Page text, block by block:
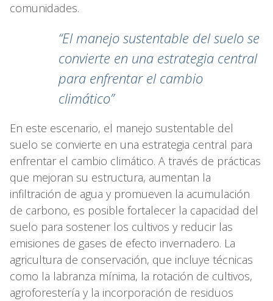
comunidades.
“El manejo sustentable del suelo se
convierte en una estrategia central
para enfrentar el cambio
climático”
En este escenario, el manejo sustentable del
suelo se convierte en una estrategia central para
enfrentar el cambio climático. A través de prácticas
que mejoran su estructura, aumentan la
infiltración de agua y promueven la acumulación
de carbono, es posible fortalecer la capacidad del
suelo para sostener los cultivos y reducir las
emisiones de gases de efecto invernadero. La
agricultura de conservación, que incluye técnicas
como la labranza mínima, la rotación de cultivos,
agroforestería y la incorporación de residuos